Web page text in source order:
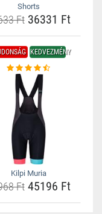
Shorts
Ft36331 Ft
KEDVEZMÉNY
Kilpi Muria
Ft45196 Ft